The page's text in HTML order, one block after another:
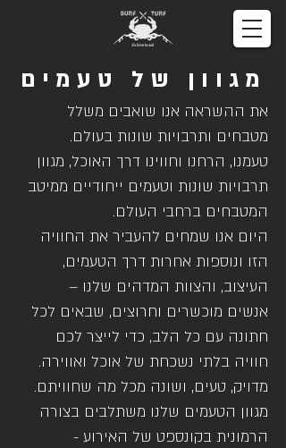
מגוון של טעמים
את ההשראה אנו שואבים משלל
מטבחים ותרבויות שונות בעולם.
טעמנו, הרחנו וחווינו דרך האוכל, מגוון
תרבויות שונות וטעמים ייחודיים ממיטב
המטבחים ברחבי העולם.
היום אנו שמחים להעביר את החוויה
הזו ונוספות אחרות דרך הטעמים,
העיצוב, והצוות המדהים שלנו –
אנשים מוכשרים וחרוצים, שבאים לכל
חתונה עם כל הלב, כדי לייצר לכם
חוויה בלתי נשכחת של אוכל ואווירה.
מדויק, טעים, ושונה מכל מה שחוויתם.
מגוון הטעמים שלנו משתלבים בצורה
הרמונית בקונספט של האירוע -